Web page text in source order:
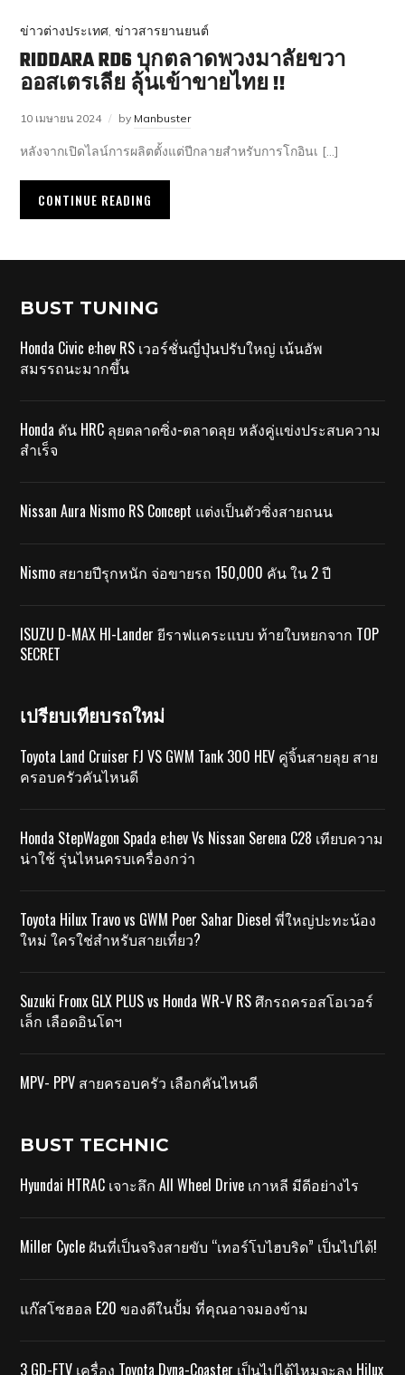
ข่าวต่างประเทศ,ข่าวสารยานยนต์
RIDDARA RD6 บุกตลาดพวงมาลัยขวา
ออสเตรเลีย ลุ้นเข้าขายไทย !!
10 เมษายน 2024 by Manbuster
หลังจากเปิดไลน์การผลิตตั้งแต่ปีกลายสำหรับการโกอินเ […]
CONTINUE READING
BUST TUNING
Honda Civic e:hev RS เวอร์ชั่นญี่ปุ่นปรับใหญ่ เน้นอัพ
สมรรถนะมากขึ้น
Honda ดัน HRC ลุยตลาดซิ่ง-ตลาดลุย หลังคู่แข่งประสบความ
สำเร็จ
Nissan Aura Nismo RS Concept แต่งเป็นตัวซิ่งสายถนน
Nismo สยายปีรุกหนัก จ่อขายรถ 150,000 คัน ใน 2 ปี
ISUZU D-MAX HI-Lander ยีราฟแคระแบบ ท้ายใบหยกจาก TOP
SECRET
เปรียบเทียบรถใหม่
Toyota Land Cruiser FJ VS GWM Tank 300 HEV คู่จิ้นสายลุย สาย
ครอบครัวคันไหนดี
Honda StepWagon Spada e:hev Vs Nissan Serena C28 เทียบความ
น่าใช้ รุ่นไหนครบเครื่องกว่า
Toyota Hilux Travo vs GWM Poer Sahar Diesel พี่ใหญ่ปะทะน้อง
ใหม่ ใครใช่สำหรับสายเที่ยว?
Suzuki Fronx GLX PLUS vs Honda WR-V RS ศึกรถครอสโอเวอร์
เล็ก เลือดอินโดฯ
MPV- PPV สายครอบครัว เลือกคันไหนดี
BUST TECHNIC
Hyundai HTRAC เจาะลึก All Wheel Drive เกาหลี มีดีอย่างไร
Miller Cycle ฝันที่เป็นจริงสายขับ “เทอร์โบไฮบริด” เป็นไปได้!
แก๊สโซฮอล E20 ของดีในปั้ม ที่คุณอาจมองข้าม
3 GD-FTV เครื่อง Toyota Dyna-Coaster เป็นไปได้ไหมจะลง Hilux